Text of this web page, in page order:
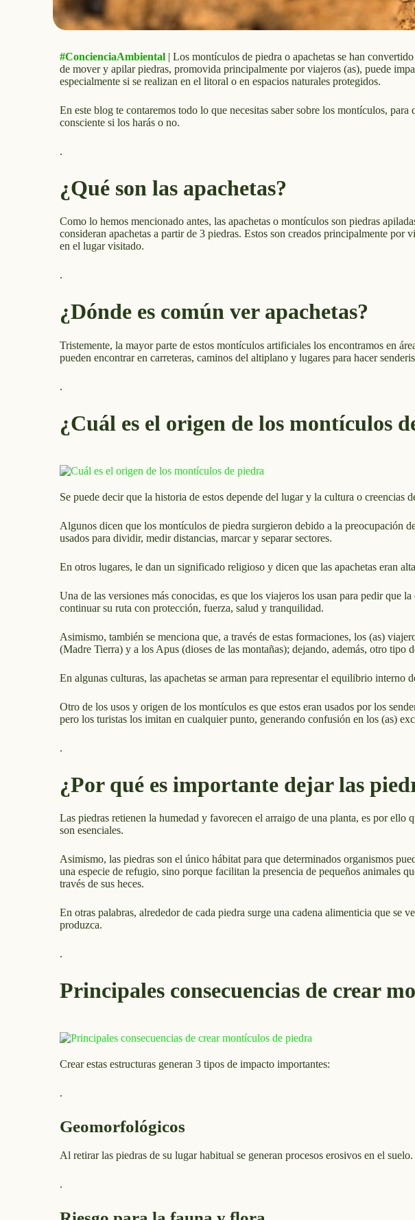
#ConcienciaAmbiental | Los montículos de piedra o apachetas se han
de mover y apilar piedras, promovida principalmente por viajeros (as), puede
especialmente si se realizan en el litoral o en espacios naturales protegidos.
En este blog te contaremos todo lo que necesitas saber sobre los montículos,
consciente si los harás o no.
.
¿Qué son las apachetas?
Como lo hemos mencionado antes, las apachetas o montículos son piedras
consideran apachetas a partir de 3 piedras. Estos son creados principalmente por
en el lugar visitado.
.
¿Dónde es común ver apachetas?
Tristemente, la mayor parte de estos montículos artificiales los encontramos en
pueden encontrar en carreteras, caminos del altiplano y lugares para hacer
.
¿Cuál es el origen de los montículos
Se puede decir que la historia de estos depende del lugar y la cultura o creencias
Algunos dicen que los montículos de piedra surgieron debido a la preocupación
usados para dividir, medir distancias, marcar y separar sectores.
En otros lugares, le dan un significado religioso y dicen que las apachetas eran
Una de las versiones más conocidas, es que los viajeros los usan para pedir que
continuar su ruta con protección, fuerza, salud y tranquilidad.
Asimismo, también se menciona que, a través de estas formaciones, los (as)
(Madre Tierra) y a los Apus (dioses de las montañas); dejando, además, otro tipo
En algunas culturas, las apachetas se arman para representar el equilibrio interno
Otro de los usos y origen de los montículos es que estos eran usados por los
pero los turistas los imitan en cualquier punto, generando confusión en los (as)
.
¿Por qué es importante dejar las
Las piedras retienen la humedad y favorecen el arraigo de una planta, es por ello
son esenciales.
Asimismo, las piedras son el único hábitat para que determinados organismos
una especie de refugio, sino porque facilitan la presencia de pequeños animales
través de sus heces.
En otras palabras, alrededor de cada piedra surge una cadena alimenticia que se
produzca.
.
Principales consecuencias de crear
Crear estas estructuras generan 3 tipos de impacto importantes:
.
Geomorfológicos
Al retirar las piedras de su lugar habitual se generan procesos erosivos en el suelo.
.